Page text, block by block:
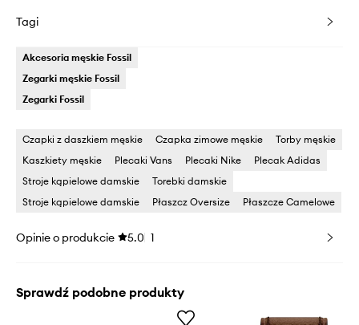
Tagi
Akcesoria męskie Fossil
Zegarki męskie Fossil
Zegarki Fossil
Czapki z daszkiem męskie Czapka zimowe męskie
Torby męskie
Kaszkiety męskie
Plecaki Vans Plecaki Nike
Plecak Adidas
Stroje kąpielowe damskie
Torebki damskie
Stroje kąpielowe damskie
Płaszcz Oversize Płaszcze Camelowe
Opinie o produkcie 5.0 1
Sprawdź podobne produkty